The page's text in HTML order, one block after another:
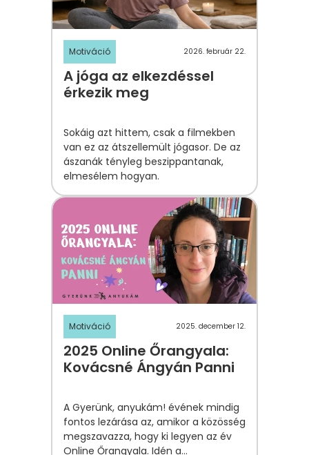
Motiváció 2026. február 22.
A jóga az elkezdéssel
érkezik meg
Sokáig azt hittem, csak a filmekben
van ez az átszellemült jógasor. De az
ászanák tényleg beszippantanak,
elmesélem hogyan.
Motiváció 2025. december 12.
2025 Online Őrangyala:
Kovácsné Ángyán Panni
A Gyerünk, anyukám! évének mindig
fontos lezárása az, amikor a közösség
megszavazza, hogy ki legyen az év
Online Őrangyala. Idén a